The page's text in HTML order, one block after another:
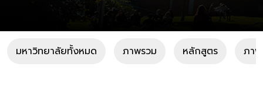
มหาวิทยาลัยทั้งหมด ภาพรวม หลักสูตร ภาพ